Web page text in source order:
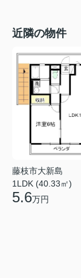
近隣の物件
藤枝市大新島
1LDK (40.33㎡)
5.6万円